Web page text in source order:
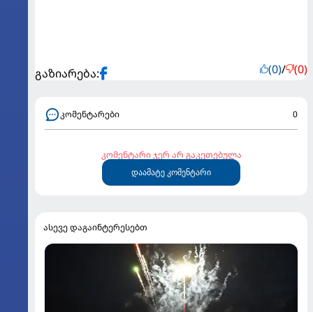
გაზიარება: (0)/ (0)
კომენტარები 0
კომენტარი ჯერ არ გაკეთებულა
დაამატე კომენტარი
ასევე დაგაინტერესებთ